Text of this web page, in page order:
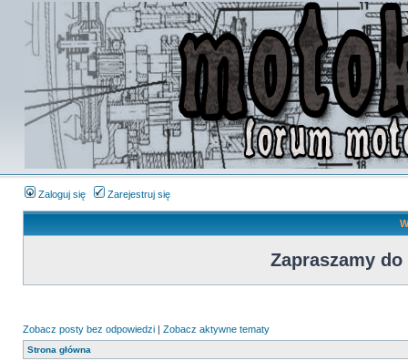
Zaloguj się Zarejestruj się
Zapraszamy do
Zobacz posty bez odpowiedzi | Zobacz aktywne tematy
Strona główna